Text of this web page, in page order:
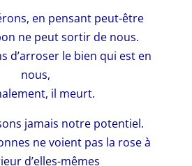
en pensant peut-être
ne peut sortir de nous.
d’arroser le bien qui est en
nous,
il meurt.
jamais notre potentiel.
ne voient pas la rose à
d’elles-mêmes